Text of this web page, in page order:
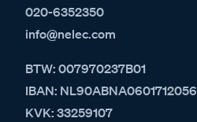
020-6352350
info@nelec.com
BTW: 007970237B01
IBAN: NL90ABNA0601712056
KVK: 33259107